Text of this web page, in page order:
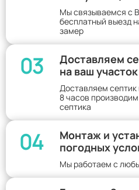
Мы связываемся с
бесплатный выезд
замер
03
Доставляем
на ваш участок
Доставляем септик
8 часов
септика
04
Монтаж и
погодных
Мы работаем с